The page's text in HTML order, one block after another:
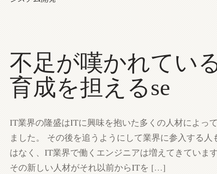
不足が嘆かれてい
育成を担えるse
IT業界の隆盛はITに興味を抱いた多くの人材によっ
ました。 その後を追うようにして業界に参入する人
はなく、IT業界で働くエンジニアは増えてきていま
その新しい人材がそれ以前からITを […]